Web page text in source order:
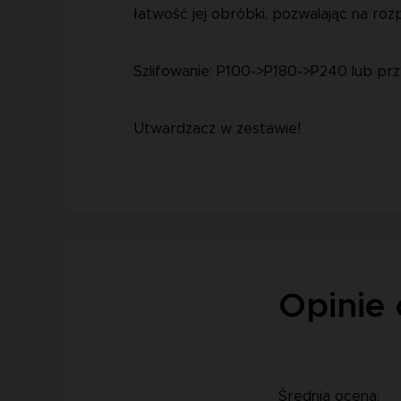
łatwość jej obróbki, pozwalając na
Szlifowanie: P100->P180->P240 lub
Utwardzacz w zestawie!
Opinie
Średnia ocena: